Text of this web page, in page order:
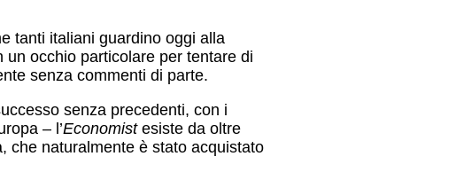
tanti italiani guardino oggi alla
occhio particolare per tentare di
senza commenti di parte.
senza precedenti, con i
– l’Economist esiste da oltre
che naturalmente è stato acquistato